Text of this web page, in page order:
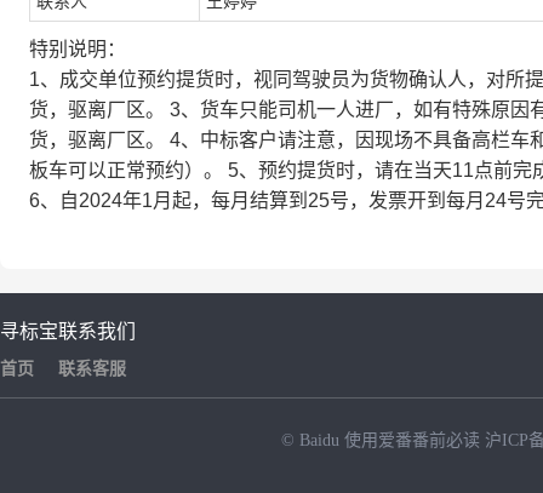
特别说明：
1、成交单位预约提货时，视同驾驶员为货物确认人，对所
货，驱离厂区。 3、货车只能司机一人进厂，如有特殊原
货，驱离厂区。 4、中标客户请注意，因现场不具备高栏
板车可以正常预约）。 5、预约提货时，请在当天11点前
6、自2024年1月起，每月结算到25号，发票开到每月24号
寻标宝
首页
联系我们
联系客服
© Baidu 使用爱番番前必读 沪ICP